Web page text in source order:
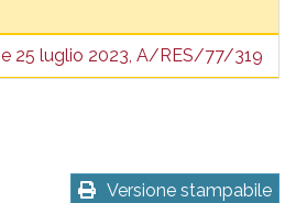
25 luglio 2023, A/RES/77/319
Versione stampabile